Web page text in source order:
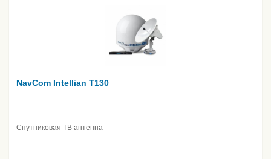
NavCom Intellian T130
Спутниковая ТВ антенна